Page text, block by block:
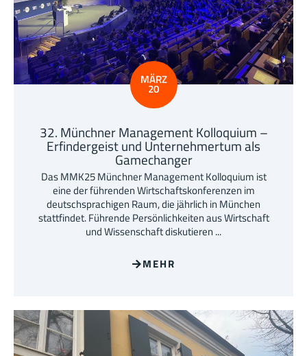
MÄRZ
20
32. Münchner Management Kolloquium –
Erfindergeist und Unternehmertum als
Gamechanger
Das MMK25 Münchner Management Kolloquium ist
eine der führenden Wirtschaftskonferenzen im
deutschsprachigen Raum, die jährlich in München
stattfindet. Führende Persönlichkeiten aus Wirtschaft
und Wissenschaft diskutieren ...
MEHR